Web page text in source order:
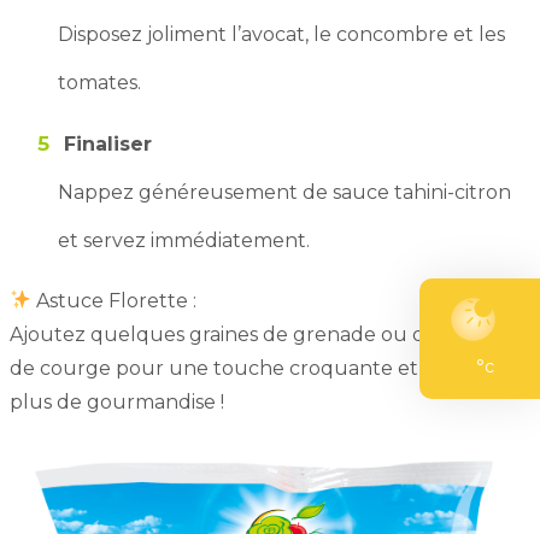
°c
Disposez joliment l’avocat, le concombre et les
tomates.
Finaliser
Nappez généreusement de sauce tahini-citron
et servez immédiatement.
Astuce Florette :
Ajoutez quelques graines de grenade ou des graines
de courge pour une touche croquante et encore
plus de gourmandise !